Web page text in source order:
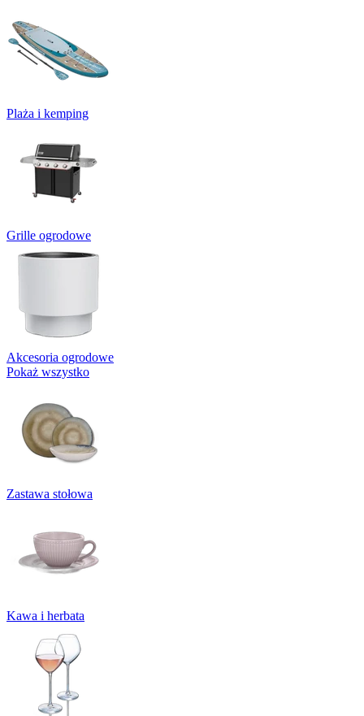
Plaża i kemping
Grille ogrodowe
Akcesoria ogrodowe
Pokaż wszystko
Zastawa stołowa
Kawa i herbata